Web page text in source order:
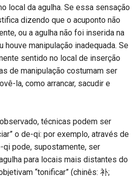
local da agulha. Se essa sensação
dizendo que o acuponto não
ou a agulha não foi inserida na
houve manipulação inadequada. Se
sentido no local de inserção
de manipulação costumam ser
la, como arrancar, sacudir e
técnicas podem ser
o de-qi: por exemplo, através de
qi pode, supostamente, ser
para locais mais distantes do
“tonificar” (chinês: 补;